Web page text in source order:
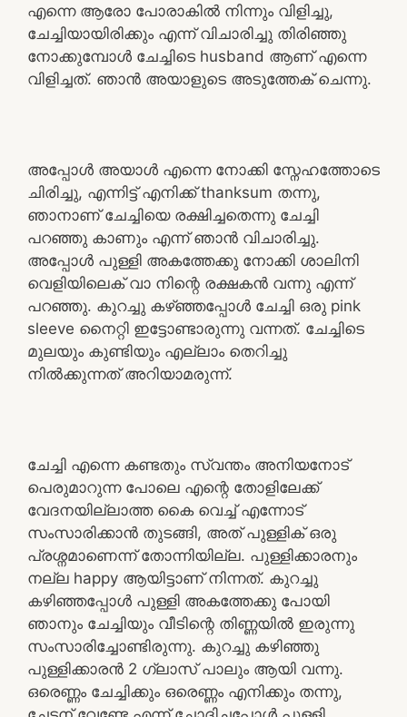
എന്നെ ആരോ പോരാകിൽ നിന്നും വിളിച്ചു,
ചേച്ചിയായിരിക്കും എന്ന് വിചാരിച്ചു തിരിഞ്ഞു
നോക്കുമ്പോൾ ചേച്ചിടെ husband ആണ് എന്നെ
വിളിച്ചത്. ഞാൻ അയാളുടെ അടുത്തേക് ചെന്നു.
അപ്പോൾ അയാൾ എന്നെ നോക്കി സ്നേഹത്തോടെ
ചിരിച്ചു, എന്നിട്ട് എനിക്ക് thanksum തന്നു,
ഞാനാണ് ചേച്ചിയെ രക്ഷിച്ചതെന്നു ചേച്ചി
പറഞ്ഞു കാണും എന്ന് ഞാൻ വിചാരിച്ചു.
അപ്പോൾ പുള്ളി അകത്തേക്കു നോക്കി ശാലിനി
വെളിയിലെക് വാ നിന്റെ രക്ഷകൻ വന്നു എന്ന്
പറഞ്ഞു. കുറച്ചു കഴ്ഞ്ഞപ്പോൾ ചേച്ചി ഒരു pink
sleeve നൈറ്റി ഇട്ടോണ്ടാരുന്നു വന്നത്. ചേച്ചിടെ
മുലയും കുണ്ടിയും എല്ലാം തെറിച്ചു
നിൽക്കുന്നത് അറിയാമരുന്ന്.
ചേച്ചി എന്നെ കണ്ടതും സ്വന്തം അനിയനോട്
പെരുമാറുന്ന പോലെ എന്റെ തോളിലേക്ക്
വേദനയില്ലാത്ത കൈ വെച്ച് എന്നോട്
സംസാരിക്കാൻ തുടങ്ങി, അത് പുള്ളിക് ഒരു
പ്രശ്നമാണെന്ന് തോന്നിയില്ല. പുള്ളിക്കാരനും
നല്ല happy ആയിട്ടാണ് നിന്നത്. കുറച്ചു
കഴിഞ്ഞപ്പോൾ പുള്ളി അകത്തേക്കു പോയി
ഞാനും ചേച്ചിയും വീടിന്റെ തിണ്ണയിൽ ഇരുന്നു
സംസാരിച്ചോണ്ടിരുന്നു. കുറച്ചു കഴിഞ്ഞു
പുള്ളിക്കാരൻ 2 ഗ്ലാസ്‌ പാലും ആയി വന്നു.
ഒരെണ്ണം ചേച്ചിക്കും ഒരെണ്ണം എനിക്കും തന്നു,